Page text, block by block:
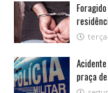
praça